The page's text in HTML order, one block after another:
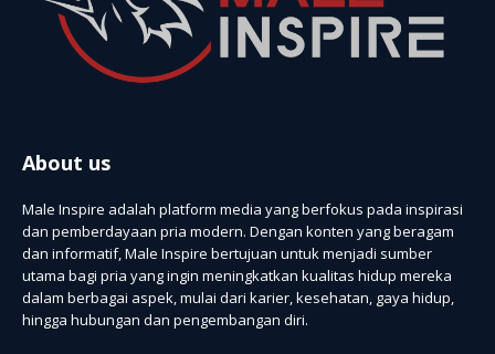
About us
Male Inspire adalah platform media yang berfokus pada inspirasi
dan pemberdayaan pria modern. Dengan konten yang beragam
dan informatif, Male Inspire bertujuan untuk menjadi sumber
utama bagi pria yang ingin meningkatkan kualitas hidup mereka
dalam berbagai aspek, mulai dari karier, kesehatan, gaya hidup,
hingga hubungan dan pengembangan diri.